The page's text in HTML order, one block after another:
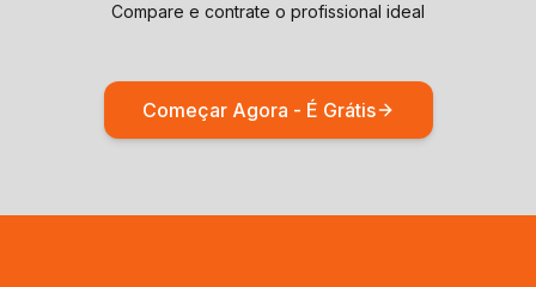
Compare e contrate o profissional ideal
Começar Agora - É Grátis